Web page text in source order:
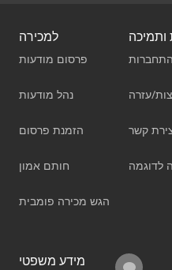
למכירה
פרסום מודעות
נהל מודעות
הזמנת פרסום
חותם אמון
הגש מכירה פומבית
ותמיכה
התחברות
עזרה
קשר
לדוגמה
מידע משפטי